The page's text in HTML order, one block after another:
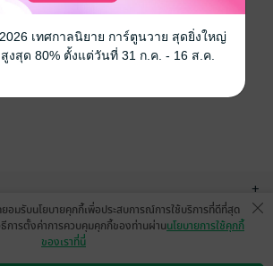
+
ยอมรับนโยบายคุกกี้เพื่อประสบการณ์การใช้บริการที่ดีที่สุด
การตั้งค่าการควบคุมคุกกี้ของท่านผ่านนโยบายการใช้คุกกี้
ของเราที่นี่
เทศกาลนิยาย การ์ตูนวาย สุดยิ่งใหญ่
สุด 80% ตั้งแต่วันที่ 31 ก.ค. - 16 ส.ค.